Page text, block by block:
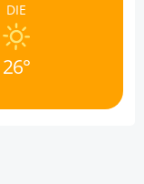
DIE
26°